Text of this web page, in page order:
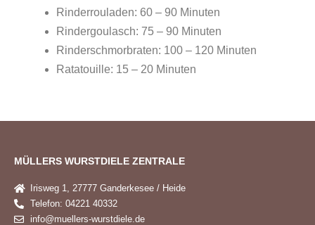
Rinderrouladen: 60 – 90 Minuten
Rindergoulasch: 75 – 90 Minuten
Rinderschmorbraten: 100 – 120 Minuten
Ratatouille: 15 – 20 Minuten
MÜLLERS WURSTDIELE ZENTRALE
Irisweg 1, 27777 Ganderkesee / Heide
Telefon: 04221 40332
info@muellers-wurstdiele.de